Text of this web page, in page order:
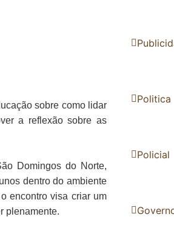
sobre como lidar
a reflexão sobre as
Domingos do Norte,
dentro do ambiente
encontro visa criar um
plenamente.
Politica
Policial